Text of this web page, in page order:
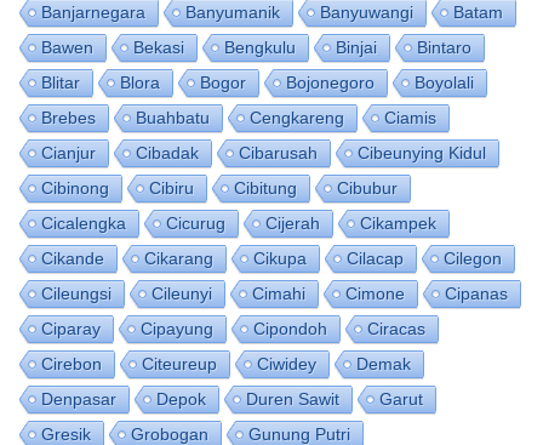
Banjarnegara
Banyumanik Banyuwangi
Batam
Bawen
Bekasi Bengkulu Binjai
Bintaro
Blitar
Blora Bogor Bojonegoro
Boyolali
Brebes
Buahbatu Cengkareng
Ciamis
Cianjur
Cibadak Cibarusah
Cibeunying Kidul
Cibinong
Cibiru Cibitung
Cibubur
Cicalengka
Cicurug Cijerah
Cikampek
Cikande
Cikarang Cikupa Cilacap
Cilegon
Cileungsi
Cileunyi Cimahi Cimone
Cipanas
Ciparay
Cipayung Cipondoh
Ciracas
Cirebon
Citeureup Ciwidey
Demak
Denpasar
Depok Duren Sawit
Garut
Gresik
Grobogan
Gunung Putri